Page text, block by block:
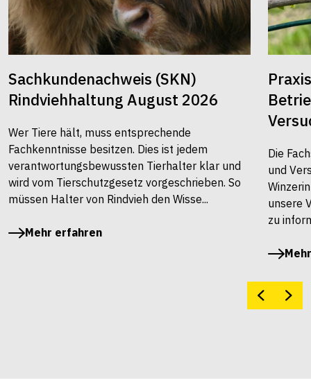
Sachkundenachweis (SKN)
Rindviehhaltung August 2026
Wer Tiere hält, muss entsprechende
Fachkenntnisse besitzen. Dies ist jedem
verantwortungsbewussten Tierhalter klar und
wird vom Tierschutzgesetz vorgeschrieben. So
müssen Halter von Rindvieh den Wisse...
Mehr erfahren
Die
und
unsere
zu